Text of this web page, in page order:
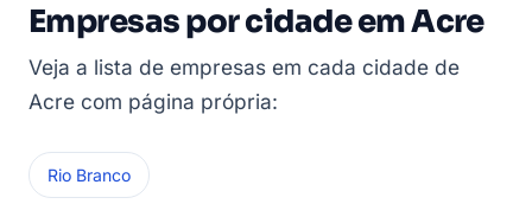
Empresas por cidade em Acre
Veja a lista de empresas em cada cidade de
Acre com página própria:
Rio Branco